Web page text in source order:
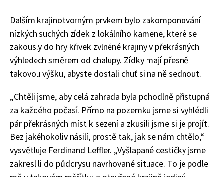
Naše krásná zahrada
Dalším krajinotvorným prvkem bylo zakomponování
nízkých suchých zídek z lokálního kamene, které se
zakously do hry křivek zvlněné krajiny v překrásných
výhledech směrem od chalupy. Zídky mají přesně
takovou výšku, abyste dostali chuť si na ně sednout.
„Chtěli jsme, aby celá zahrada byla pohodlně přístupná
za každého počasí. Přímo na pozemku jsme si vyhlédli
pár překrásných míst k sezení a zkusili jsme si je projít.
Bez jakéhokoliv násilí, prostě tak, jak se nám chtělo,“
vysvětluje Ferdinand Leffler. „Vyšlapané cestičky jsme
zakreslili do půdorysu navrhované situace. To je podle